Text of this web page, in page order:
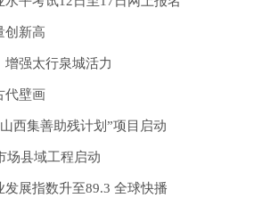
创新高
强太行泉城活力
代壁画
西集善助残计划”项目启动
场县域工程启动
展指数升至89.3 全球快播